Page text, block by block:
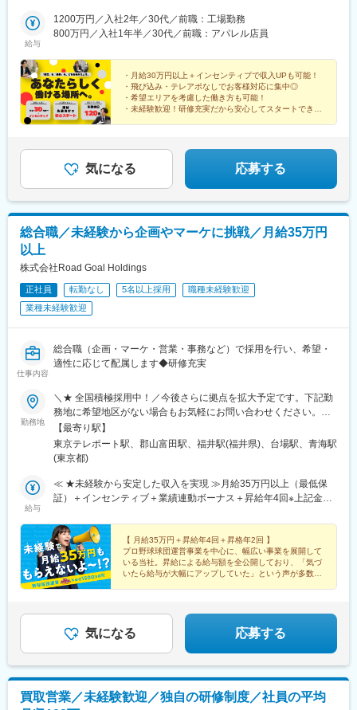
給与
1200万円／入社2年／30代／前職：工場勤務
800万円／入社1年半／30代／前職：アパレル店員
・月給30万円以上＋インセンティブで収入UPも可能！
・飛び込み・テレアポなしでお客様対応に集中◎
・希望エリアを考慮した働き方も可能！
・未経験歓迎！研修充実だから安心してスタートできま
気になる 応募する
総合職／未経験から企画やマーケに挑戦／月給35万円
以上
株式会社Road Goal Holdings
正社員 転勤なし 5名以上採用
職種未経験歓迎
業種未経験歓迎
仕事内容
総合職（企画・マーケ・営業・事務など）で採用を行い、希望・
適性に応じて配属します◆研修充実
勤務地
＼★ 全国積極採用中！／今後さらに拠点を拡大予定です。下記勤
務地に希望地区がない場合もお気軽にお問い合わせください。≪
希望に沿わない転勤なし ★ 東京を拠点に地方都市に貢献≫■東京
本社／東京都江東区青海1-1-20 ダイバーシティ東京 オフィスタワ
ー 12F■東北オフィス／福島県郡山市八山田3丁目22■北陸オフィ
【最寄り駅】
東京テレポート駅、郡山富田駅、福井駅(福井県)、台場駅、青海駅
(東京都)
給与
≪ ★未経験から安定した収入を実現 ≫月給35万円以上（最低保
証）＋インセンティブ＋業績連動ボーナス＋昇給年4回※上記金額
す。超過分は別途支給。※最大6ヶ月の試用期間あり（期間中は月
給32万円となります/45時間分の固定残業代7万8300円～を含む/
超過分は別途支給）。※経験や能力を考慮の上、金額を決定しま
す。
【 月給35万円＋昇給年4回＋昇格年2回 】
プロ野球球団運営事業を中心に、幅広い事業を展開して
いる当社。昇給による給与額を全公開しており、「気づ
いたら給与が大幅にアップしていた」という声が多数。
気になる 応募する
買取営業／未経験歓迎／独自の研修制度／社員の平均